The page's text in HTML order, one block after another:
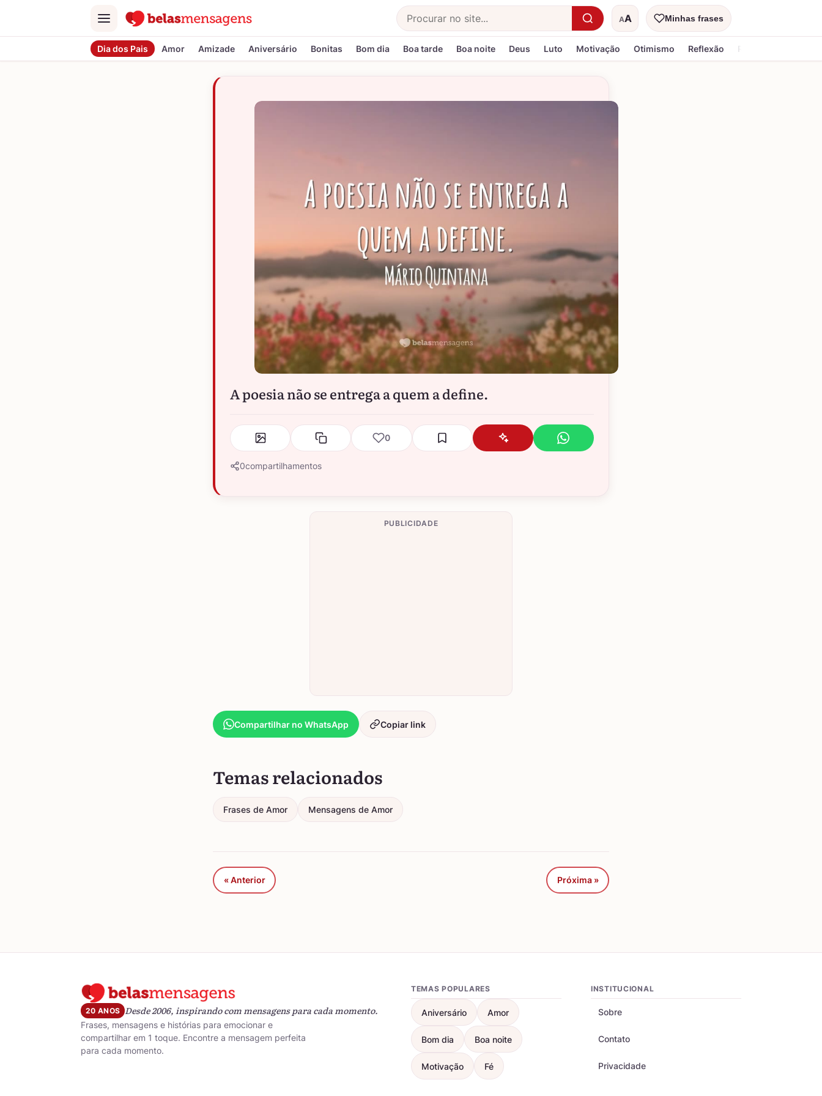
Menu
Buscar AA
Tamanho do textoMinhas frases
Dia dos Pais Amor Amizade Aniversário Bonitas Bom dia Boa tarde Boa noite Deus Luto Motivação Otimismo Reflexão Religiosa
A poesia não se entrega a quem a define.
0
0compartilhamentos
PUBLICIDADE
Compartilhar no WhatsApp Copiar link
Temas relacionados
Frases de Amor Mensagens de Amor
« Anterior Próxima »
20 ANOS Desde 2006, inspirando com mensagens para cada momento.
Frases, mensagens e histórias para emocionar e
compartilhar em 1 toque. Encontre a mensagem perfeita
para cada momento.
TEMAS POPULARES
Aniversário Amor
Bom dia Boa noite
Motivação Fé
INSTITUCIONAL
Sobre
Contato
Privacidade